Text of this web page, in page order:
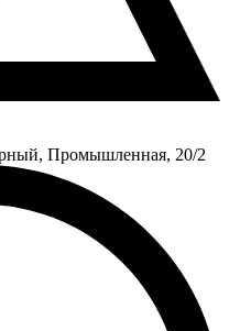
Промышленная, 20/2